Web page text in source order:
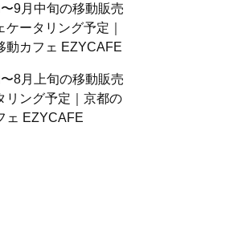
9月中旬の移動販売
ケータリング予定｜
動カフェ EZYCAFE
8月上旬の移動販売
リング予定｜京都の
ェ EZYCAFE